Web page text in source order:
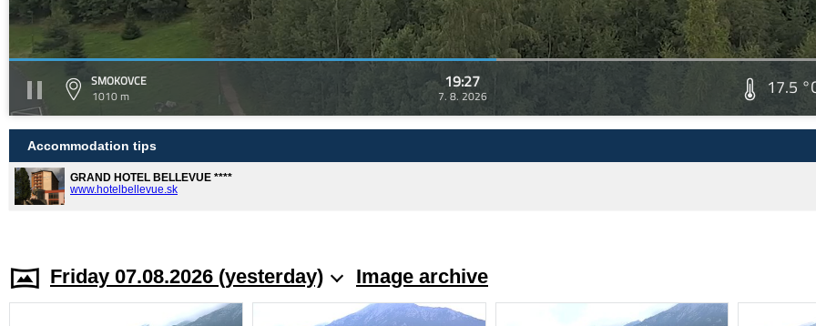
SMOKOVCE
1010 m
19:27
7. 8. 2026 17.5
Accommodation tips
GRAND HOTEL BELLEVUE ****
www.hotelbellevue.sk
Friday 07.08.2026 (yesterday) Image archive